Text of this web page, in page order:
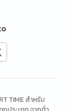
TIME สำหรับ